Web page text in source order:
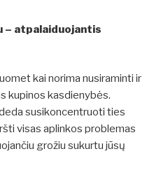
– atpalaiduojantis
kai norima nusiraminti ir
kupinos kasdienybės.
susikoncentruoti ties
visas aplinkos problemas
grožiu sukurtu jūsų